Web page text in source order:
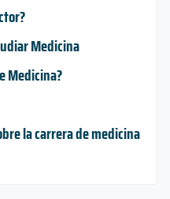
Medicina
Medicina?
la carrera de medicina